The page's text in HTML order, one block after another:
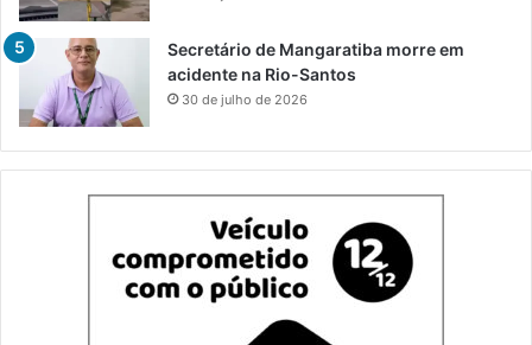
Secretário de Mangaratiba morre em
acidente na Rio-Santos
30 de julho de 2026